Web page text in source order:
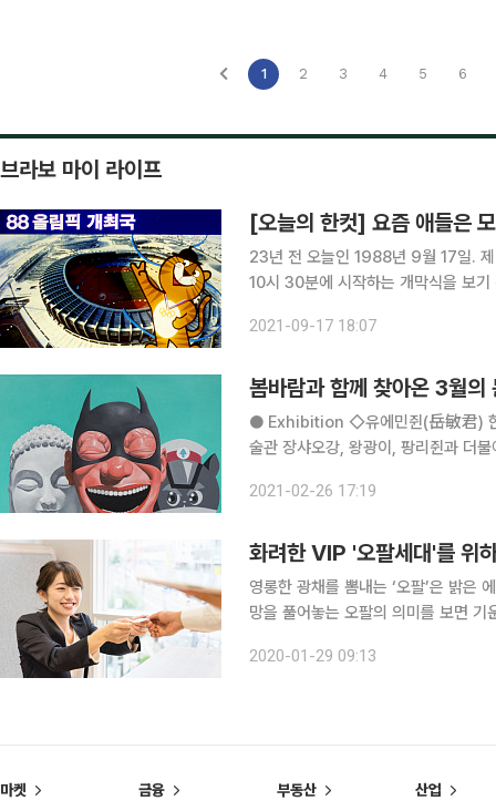
1 2 3 4 5 6
브라보 마이 라이프
[오늘의 한컷] 요즘 애들은
23년 전 오늘인 1988년 9월 17일.
10시 30분에 시작하는 개막식을 보
식 시간을 조정한 이유로 국가 이미지
2021-09-17 18:07
봄바람과 함께 찾아온 3월의
● Exhibition ◇유에민쥔(岳敏君) 한 시대를 웃다! 일정 5월 9일까지 장소 예술의전당 한가람미
술관 장샤오강, 왕광이, 팡리쥔과 더
해 베이징에서 화가로 등단해 특유의
2021-02-26 17:19
화려한 VIP '오팔세대'를 위
영롱한 광채를 뽐내는 ‘오팔’은 밝은
망을 풀어놓는 오팔의 의미를 보면
오팔세대의 오팔(OPAL)은 ‘Old
2020-01-29 09:13
마켓 금융 부동산 산업